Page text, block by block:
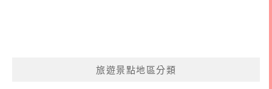
旅遊景點地區分類